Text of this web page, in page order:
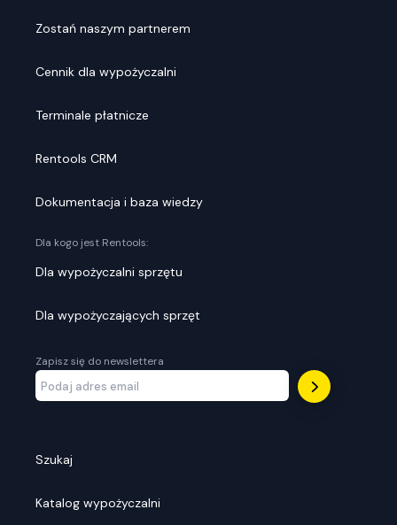
Zostań naszym partnerem
Cennik dla wypożyczalni
Terminale płatnicze
Rentools CRM
Dokumentacja i baza wiedzy
Dla kogo jest Rentools:
Dla wypożyczalni sprzętu
Dla wypożyczających sprzęt
Zapisz się do newslettera
Szukaj
Katalog wypożyczalni